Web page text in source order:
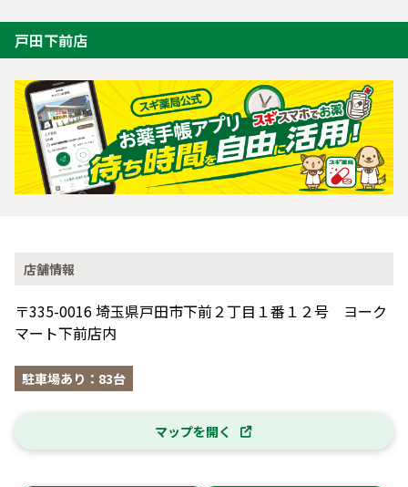
戸田下前店
店舗情報
〒335-0016 埼玉県戸田市下前２丁目１番１２号 ヨーク
マート下前店内
駐車場あり：83台
マップを開く